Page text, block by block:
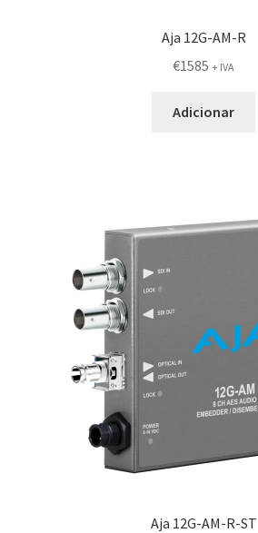
Aja 12G-AM-R
€1585 + IVA
Adicionar
Aja 12G-AM-R-ST